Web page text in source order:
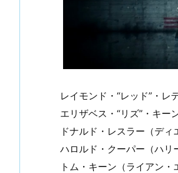
レイモンド・“レッド”・
エリザベス・“リズ”・キー
ドナルド・レスラー（デ
ハロルド・クーパー（ハリ
トム・キーン（ライアン